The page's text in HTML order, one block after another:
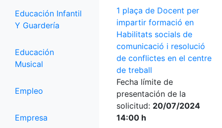
Educación Infantil
Y Guardería
Educación
Musical
Empleo
Empresa
1 plaça de Docent per
impartir formació en
Habilitats socials de
comunicació i resolució
de conflictes en el centre
de treball
Fecha límite de
presentación de la
solicitud: 20/07/2024
14:00 h